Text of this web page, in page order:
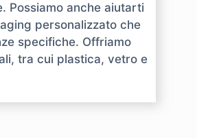
Possiamo anche aiutarti
personalizzato che
specifiche. Offriamo
tra cui plastica, vetro e